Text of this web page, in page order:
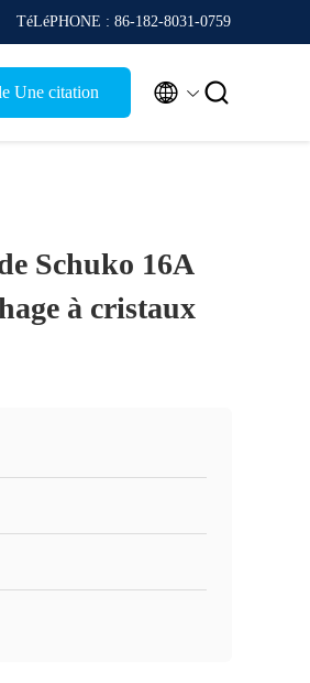
TéLéPHONE : 86-182-8031-0759
Une citation  
Schuko 16A
à cristaux